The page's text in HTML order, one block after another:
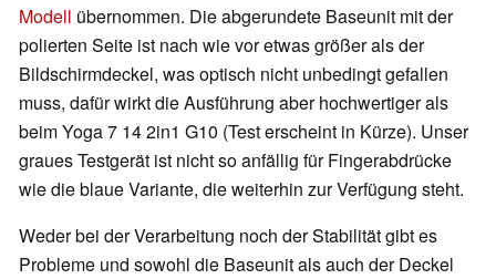
Modell übernommen. Die abgerundete Baseunit mit der
polierten Seite ist nach wie vor etwas größer als der
Bildschirmdeckel, was optisch nicht unbedingt gefallen
muss, dafür wirkt die Ausführung aber hochwertiger als
beim Yoga 7 14 2in1 G10 (Test erscheint in Kürze). Unser
graues Testgerät ist nicht so anfällig für Fingerabdrücke
wie die blaue Variante, die weiterhin zur Verfügung steht.
Weder bei der Verarbeitung noch der Stabilität gibt es
Probleme und sowohl die Baseunit als auch der Deckel